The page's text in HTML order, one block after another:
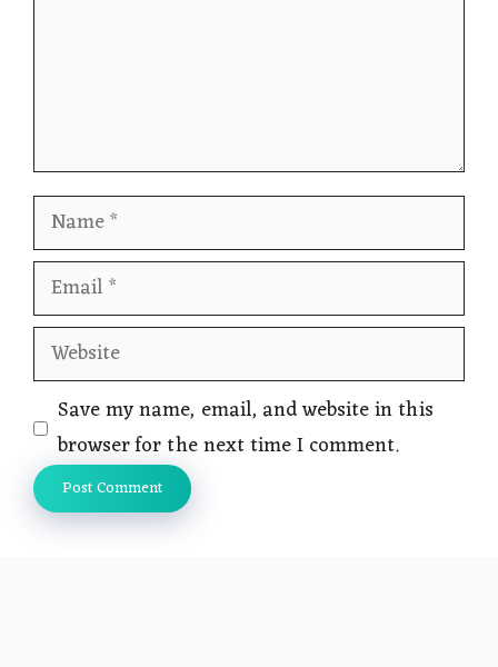
Name
Email
Website
Save my name, email, and website in this
browser for the next time I comment.